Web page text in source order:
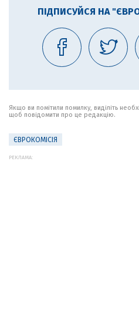
ПІДПИСУЙСЯ НА
Якщо ви помітили помилку, виділіть
щоб повідомити про це редакцію.
ЄВРОКОМІСІЯ
РЕКЛАМА: